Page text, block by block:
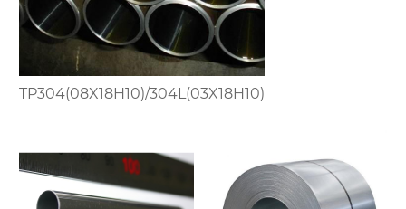
TP304(08X18H10)/304L(03X18H10)